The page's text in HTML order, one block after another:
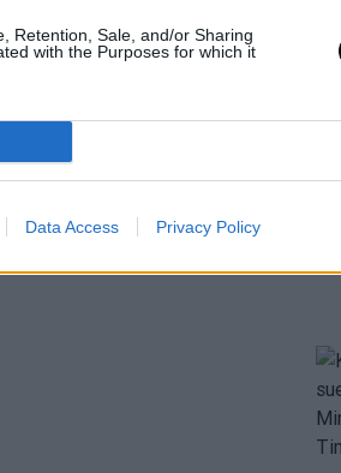
Retention, Sale, and/or Sharing
with the Purposes for which it
Data Access Privacy Policy